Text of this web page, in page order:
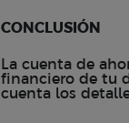
CONCLUSIÓN
La cuenta de
financiero de tu
cuenta los